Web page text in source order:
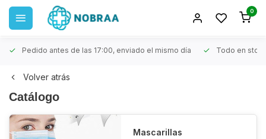
0
Pedido antes de las 17:00, enviado el mismo día Todo en
Volver atrás
Catálogo
Mascarillas